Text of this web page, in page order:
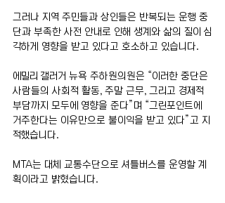
그러나 지역 주민들과 상인들은 반복되는 운행 중
단과 부족한 사전 안내로 인해 생계와 삶의 질이 심
각하게 영향을 받고 있다고 호소하고 있습니다.
에밀리 갤러거 뉴욕 주하원의원은 “이러한 중단은
사람들의 사회적 활동, 주말 근무, 그리고 경제적
부담까지 모두에 영향을 준다”며 “그린포인트에
거주한다는 이유만으로 불이익을 받고 있다”고 지
적했습니다.
MTA는 대체 교통수단으로 셔틀버스를 운영할 계
획이라고 밝혔습니다.